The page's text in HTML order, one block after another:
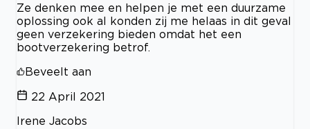
Ze denken mee en helpen je met een duurzame
oplossing ook al konden zij me helaas in dit geval
geen verzekering bieden omdat het een
bootverzekering betrof.
Beveelt aan
22 April 2021
Irene Jacobs